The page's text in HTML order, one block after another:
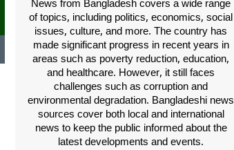
News from Bangladesh covers a wide range
of topics, including politics, economics, social
issues, culture, and more. The country has
made significant progress in recent years in
areas such as poverty reduction, education,
and healthcare. However, it still faces
challenges such as corruption and
environmental degradation. Bangladeshi news
sources cover both local and international
news to keep the public informed about the
latest developments and events.